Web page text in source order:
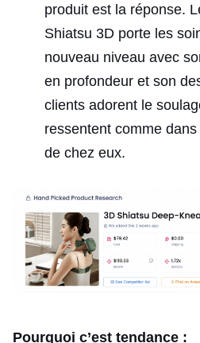
produit est la réponse.
Shiatsu 3D porte les
nouveau niveau avec
en profondeur et son
clients adorent le
ressentent comme
de chez eux.
Pourquoi c’est tendance :